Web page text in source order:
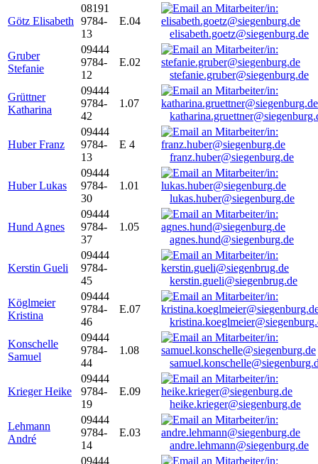
Götz Elisabeth
08191
9784-
13
E.04
elisabeth.goetz@siegenburg.de
Gruber
Stefanie
09444
9784-
12
E.02
stefanie.gruber@siegenburg.de
Grüttner
Katharina
09444
9784-
42
1.07
Huber Franz
09444
9784-
13
E 4
franz.huber@siegenburg.de
Huber Lukas
09444
9784-
30
1.01
lukas.huber@siegenburg.de
Hund Agnes
09444
9784-
37
1.05
agnes.hund@siegenburg.de
Kerstin Gueli
09444
9784-
45
kerstin.gueli@siegenbrug.de
Köglmeier
Kristina
09444
9784-
46
E.07
Konschelle
Samuel
09444
9784-
44
1.08
Krieger Heike
09444
9784-
19
E.09
heike.krieger@siegenburg.de
Lehmann
André
09444
9784-
14
E.03
andre.lehmann@siegenburg.de
09444